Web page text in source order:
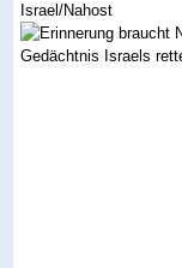
Israel/Nahost